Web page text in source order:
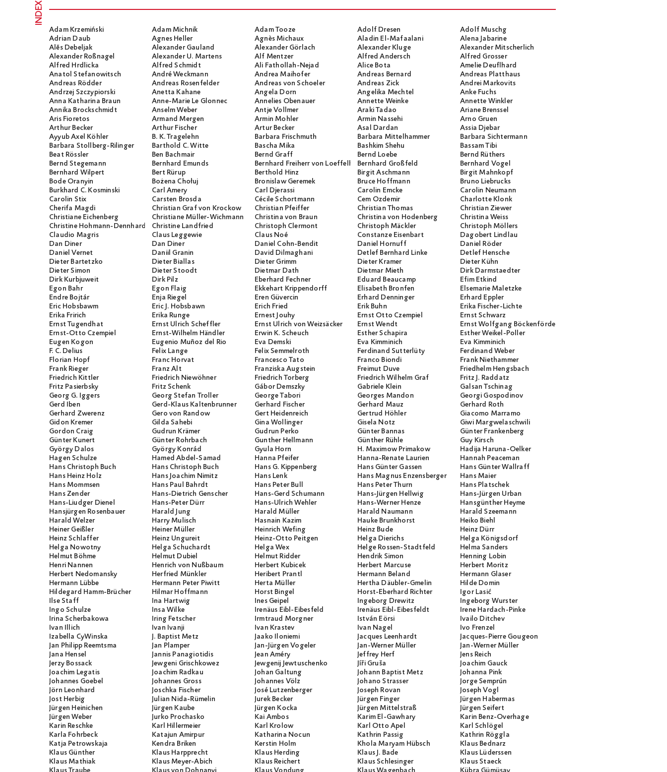
INDEX
Adam Krzemiński Adam Michnik Adam Tooze Adolf Dresen
Adolf Muschg
Adrian Daub
Agnes Heller Agnès Michaux Aladin El-Mafaalani
Alena Jabarine
Alĕs Debeljak
Alexander Gauland Alexander Görlach Alexander Kluge
Alexander Mitscherlich
Alexander Roßnagel
Alexander U. Martens Alf Mentzer Alfred Andersch
Alfred Grosser
Alfred Hrdlicka
Alfred Schmidt Ali Fathollah-Nejad Alice Bota
Amelie Deuflhard
Anatol Stefanowitsch
André Weckmann Andrea Maihofer Andreas Bernard
Andreas Platthaus
Andreas Rödder
Andreas Rosenfelder Andreas von Schoeler Andreas Zick
Andrei Markovits
Andrzej Szczypiorski
Anetta Kahane Angela Dorn Angelika Mechtel
Anke Fuchs
Anna Katharina Braun
Anne-Marie Le Glonnec Annelies Obenauer Annette Weinke
Annette Winkler
Annika Brockschmidt
Anselm Weber Antje Vollmer Araki Tadao
Ariane Brenssel
Aris Fioretos
Armand Mergen Armin Mohler Armin Nassehi
Arno Gruen
Arthur Becker
Arthur Fischer Artur Becker Asal Dardan
Assia Djebar
Ayyub Axel Köhler
B. K. Tragelehn Barbara Frischmuth Barbara Mittelhammer
Barbara Sichtermann
Barbara Stollberg-Rilinger
Barthold C. Witte Bascha Mika Bashkim Shehu
Bassam Tibi
Beat Rössler
Ben Bachmair Bernd Graff Bernd Loebe
Bernd Rüthers
Bernd Stegemann
Bernhard Emunds Bernhard Freiherr von LoeffelholzBernhard Großfeld
Bernhard Vogel
Bernhard Wilpert
Bert Rürup Berthold Hinz Birgit Aschmann
Birgit Mahnkopf
Bode Oranyin
Bożena Chołuj Bronislaw Geremek Bruce Hoffmann
Bruno Liebrucks
Burkhard C. Kosminski
Carl Amery Carl Djerassi Carolin Emcke
Carolin Neumann
Carolin Stix
Carsten Brosda Cécile Schortmann Cem Özdemir
Charlotte Klonk
Cherifa Magdi
Christian Graf von Krockow Christian Pfeiffer Christian Thomas
Christian Ziewer
Christiane Eichenberg
Christiane Müller-Wichmann Christina von Braun Christina von Hodenberg
Christina Weiss
Christine Hohmann-Dennhardt
Christine Landfried Christoph Clermont Christoph Mäckler
Christoph Möllers
Claudio Magris
Claus Leggewie Claus Noé Constanze Eisenbart
Dagobert Lindlau
Dan Diner
Dan Diner Daniel Cohn-Bendit Daniel Hornuff
Daniel Röder
Daniel Vernet
Daniil Granin David Dilmaghani Detlef Bernhard Linke
Detlef Hensche
Dieter Bartetzko
Dieter Biallas Dieter Grimm Dieter Kramer
Dieter Kühn
Dieter Simon
Dieter Stoodt Dietmar Dath Dietmar Mieth
Dirk Darmstaedter
Dirk Kurbjuweit
Dirk Pilz Eberhard Fechner Eduard Beaucamp
Efim Etkind
Egon Bahr
Egon Flaig Ekkehart Krippendorff Elisabeth Bronfen
Elsemarie Maletzke
Endre Bojtár
Enja Riegel Eren Güvercin Erhard Denninger
Erhard Eppler
Eric Hobsbawm
Eric J. Hobsbawn Erich Fried Erik Buhn
Erika Fischer-Lichte
Erika Fririch
Erika Runge Ernest Jouhy Ernst Otto Czempiel
Ernst Schwarz
Ernst Tugendhat
Ernst Ulrich Scheffler Ernst Ulrich von Weizsäcker Ernst Wendt
Ernst Wolfgang Böckenförde
Ernst-Otto Czempiel
Ernst-Wilhelm Händler Erwin K. Scheuch Esther Schapira
Esther Weikel-Poller
Eugen Kogon
Eugenio Muñoz del Rio Eva Demski Eva Kimminich
Eva Kimminich
F. C. Delius
Felix Lange Felix Semmelroth Ferdinand Sutterlüty
Ferdinand Weber
Florian Hopf
Franc Horvat Francesco Tato Franco Biondi
Frank Niethammer
Frank Rieger
Franz Alt Franziska Augstein Freimut Duve
Friedhelm Hengsbach
Friedrich Kittler
Friedrich Niewöhner Friedrich Torberg Friedrich Wilhelm Graf
Fritz J. Raddatz
Fritz Pasierbsky
Fritz Schenk Gábor Demszky Gabriele Klein
Galsan Tschinag
Georg G. Iggers
Georg Stefan Troller George Tabori Georges Mandon
Georgi Gospodinov
Gerd Iben
Gerd-Klaus Kaltenbrunner Gerhard Fischer Gerhard Mauz
Gerhard Roth
Gerhard Zwerenz
Gero von Randow Gert Heidenreich Gertrud Höhler
Giacomo Marramo
Gidon Kremer
Gilda Sahebi Gina Wollinger Gisela Notz
Giwi Margwelaschwili
Gordon Craig
Gudrun Krämer Gudrun Perko Günter Bannas
Günter Frankenberg
Günter Kunert
Günter Rohrbach Gunther Hellmann Günther Rühle
Guy Kirsch
György Dalos
György Konrád Gyula Horn H. Maximow Primakow
Hadija Haruna-Oelker
Hagen Schulze
Hamed Abdel-Samad Hanna Pfeifer Hanna-Renate Laurien
Hannah Peaceman
Hans Christoph Buch
Hans Christoph Buch Hans G. Kippenberg Hans Günter Gassen
Hans Günter Wallraff
Hans Heinz Holz
Hans Joachim Nimitz Hans Lenk Hans Magnus Enzensberger
Hans Maier
Hans Mommsen
Hans Paul Bahrdt Hans Peter Bull Hans Peter Thurn
Hans Platschek
Hans Zender
Hans-Dietrich Genscher Hans-Gerd Schumann Hans-Jürgen Hellwig
Hans-Jürgen Urban
Hans-Liudger Dienel
Hans-Peter Dürr Hans-Ulrich Wehler Hans-Werner Henze
Hansgünther Heyme
Hansjürgen Rosenbauer
Harald Jung Harald Müller Harald Naumann
Harald Szeemann
Harald Welzer
Harry Mulisch Hasnain Kazim Hauke Brunkhorst
Heiko Biehl
Heiner Geißler
Heiner Müller Heinrich Wefing Heinz Bude
Heinz Dürr
Heinz Schlaffer
Heinz Ungureit Heinz-Otto Peitgen Helga Dierichs
Helga Königsdorf
Helga Nowotny
Helga Schuchardt Helga Wex Helge Rossen-Stadtfeld
Helma Sanders
Helmut Böhme
Helmut Dubiel Helmut Ridder Hendrik Simon
Henning Lobin
Henri Nannen
Henrich von Nußbaum Herbert Kubicek Herbert Marcuse
Herbert Moritz
Herbert Nedomansky
Herfried Münkler Heribert Prantl Hermann Beland
Hermann Glaser
Hermann Lübbe
Hermann Peter Piwitt Herta Müller Hertha Däubler-Gmelin
Hilde Domin
Hildegard Hamm-Brücher
Hilmar Hoffmann Horst Bingel Horst-Eberhard Richter
Igor Lasić
Ilse Staff
Ina Hartwig Ines Geipel Ingeborg Drewitz
Ingeborg Wurster
Ingo Schulze
Insa Wilke Irenäus Eibl-Eibesfeld Irenäus Eibl-Eibesfeldt
Irene Hardach-Pinke
Irina Scherbakowa
Iring Fetscher Irmtraud Morgner István Eörsi
Ivailo Ditchev
Ivan Illich
Ivan Ivanji Ivan Krastev Ivan Nagel
Ivo Frenzel
Izabella CyWinska
J. Baptist Metz Jaako Iloniemi Jacques Leenhardt
Jacques-Pierre Gougeon
Jan Philipp Reemtsma
Jan Plamper Jan-Jürgen Vogeler Jan-Werner Müller
Jan-Werner Müller
Jana Hensel
Jannis Panagiotidis Jean Améry Jeffrey Herf
Jens Reich
Jerzy Bossack
Jewgeni Grischkowez Jewgenij Jewtuschenko Jíři Gruša
Joachim Gauck
Joachim Legatis
Joachim Radkau Johan Galtung Johann Baptist Metz
Johanna Pink
Johannes Goebel
Johannes Gross Johannes Völz Johano Strasser
Jorge Semprún
Jörn Leonhard
Joschka Fischer José Lutzenberger Joseph Rovan
Joseph Vogl
Jost Herbig
Julian Nida-Rümelin Jurek Becker Jürgen Finger
Jürgen Habermas
Jürgen Heinichen
Jürgen Kaube Jürgen Kocka Jürgen Mittelstraß
Jürgen Seifert
Jürgen Weber
Jurko Prochasko Kai Ambos Karim El-Gawhary
Karin Benz-Overhage
Karin Reschke
Karl Hillermeier Karl Krolow Karl Otto Apel
Karl Schlögel
Karla Fohrbeck
Katajun Amirpur Katharina Nocun Kathrin Passig
Kathrin Röggla
Katja Petrowskaja
Kendra Briken Kerstin Holm Khola Maryam Hübsch
Klaus Bednarz
Klaus Günther
Klaus Harpprecht Klaus Herding Klaus J. Bade
Klaus Lüderssen
Klaus Mathiak
Klaus Meyer-Abich Klaus Reichert Klaus Schlesinger
Klaus Staeck